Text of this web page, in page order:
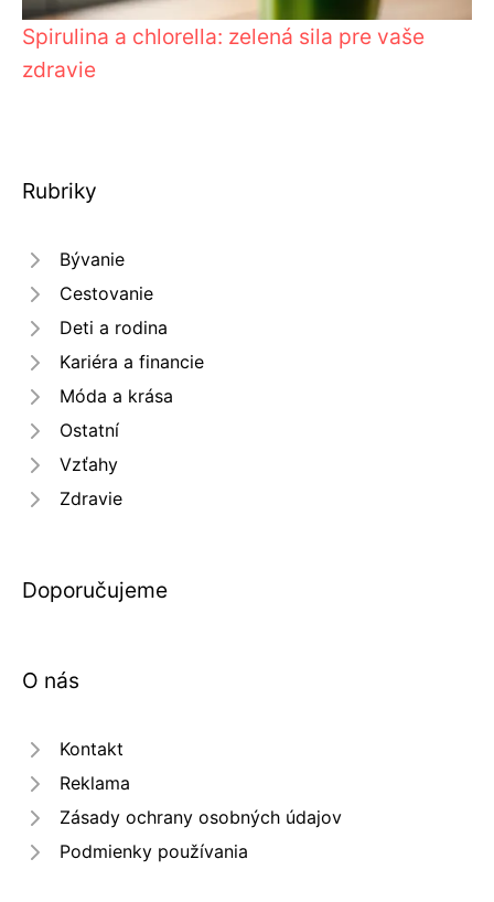
Spirulina a chlorella: zelená sila pre vaše
zdravie
Rubriky
Bývanie
Cestovanie
Deti a rodina
Kariéra a financie
Móda a krása
Ostatní
Vzťahy
Zdravie
Doporučujeme
O nás
Kontakt
Reklama
Zásady ochrany osobných údajov
Podmienky používania